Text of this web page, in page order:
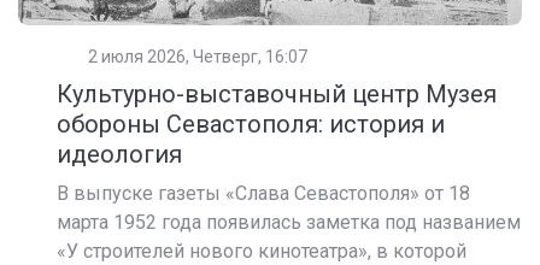
2 июля 2026, Четверг, 16:07
Культурно-выставочный центр Музея
обороны Севастополя: история и
идеология
В выпуске газеты «Слава Севастополя» от 18
марта 1952 года появилась заметка под названием
«У строителей нового кинотеатра», в которой